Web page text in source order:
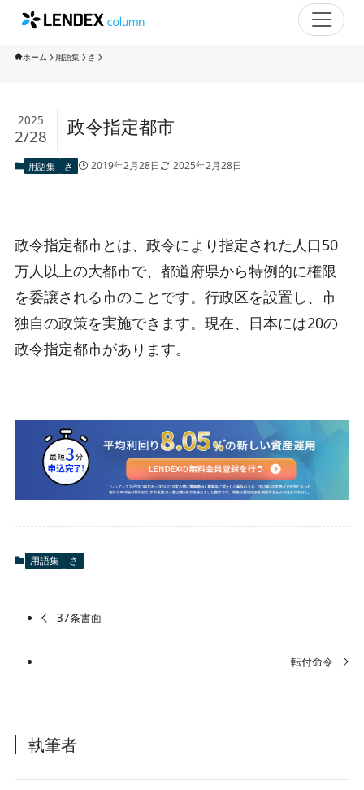
ホーム 用語集 さ
政令指定都市
2025
2/28
用語集 さ 2019年2月28日 2025年2月28日
政令指定都市とは、政令により指定された人口50
万人以上の大都市で、都道府県から特例的に権限
を委譲される市のことです。行政区を設置し、市
独自の政策を実施できます。現在、日本には20の
政令指定都市があります。
用語集 さ
37条書面
転付命令
執筆者